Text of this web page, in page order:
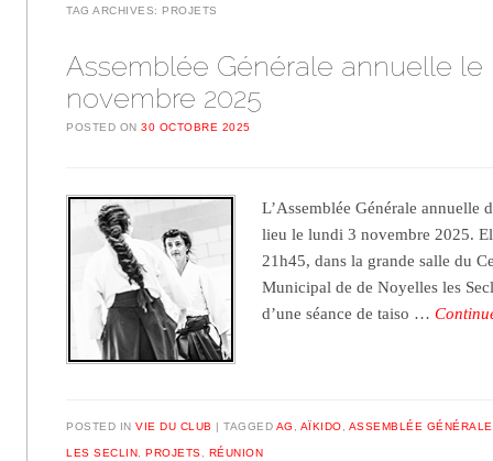
TAG ARCHIVES: PROJETS
Assemblée Générale annuelle le
novembre 2025
POSTED ON30 OCTOBRE 2025
L’Assemblée Générale annuelle
lieu le lundi 3 novembre 2025.
21h45, dans la grande salle du
Municipal de de Noyelles les
d’une séance de taiso …
POSTED INVIE DU CLUB TAGGED AG AÏKIDO ASSEMBLÉE GÉNÉRALE
LES SECLIN ,PROJETS RÉUNION